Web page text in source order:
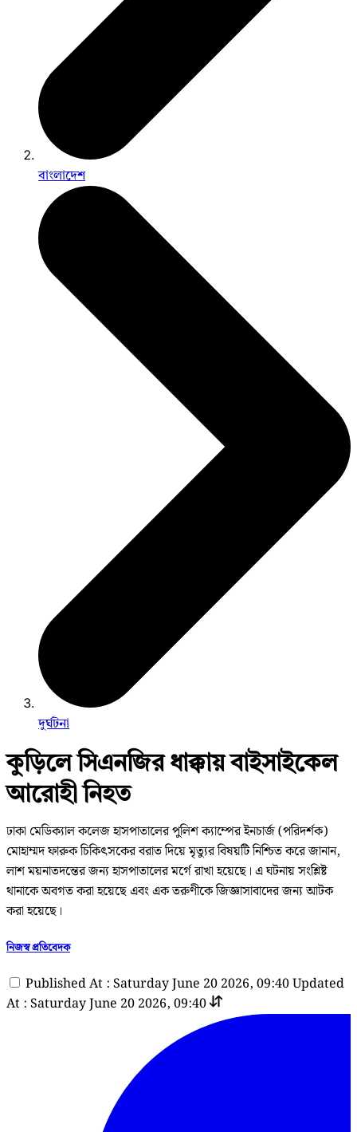
বাংলাদেশ
দুর্ঘটনা
কুড়িলে সিএনজির ধাক্কায় বাইসাইকেল
আরোহী নিহত
ঢাকা মেডিক্যাল কলেজ হাসপাতালের পুলিশ ক্যাম্পের ইনচার্জ (পরিদর্শক)
মোহাম্মদ ফারুক চিকিৎসকের বরাত দিয়ে মৃত্যুর বিষয়টি নিশ্চিত করে জানান,
লাশ ময়নাতদন্তের জন্য হাসপাতালের মর্গে রাখা হয়েছে। এ ঘটনায় সংশ্লিষ্ট
থানাকে অবগত করা হয়েছে এবং এক তরুণীকে জিজ্ঞাসাবাদের জন্য আটক
করা হয়েছে।
নিজস্ব প্রতিবেদক
Published At : Saturday June 20 2026, 09:40Updated
At : Saturday June 20 2026, 09:40